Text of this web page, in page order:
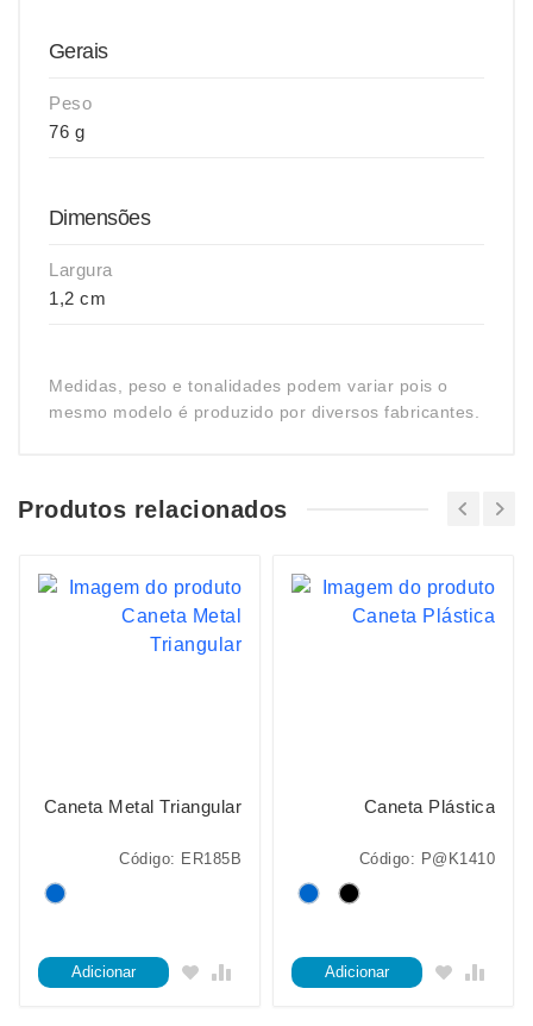
Gerais
Peso
76 g
Dimensões
Largura
1,2 cm
Medidas, peso e tonalidades podem variar pois o
mesmo modelo é produzido por diversos fabricantes.
Produtos relacionados
Caneta Metal Triangular
Código: ER185B
Adicionar
Caneta Plástica
Código: P@K1410
Adicionar